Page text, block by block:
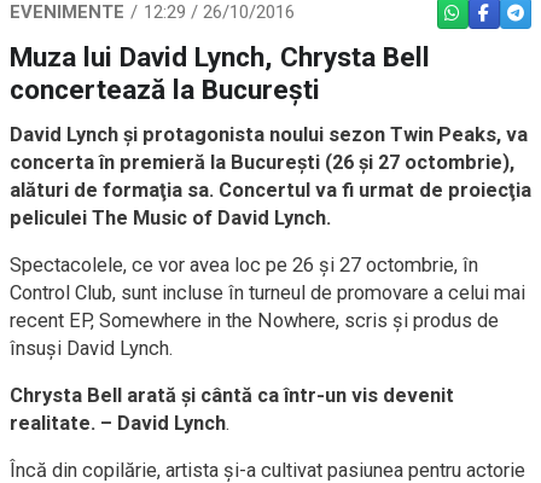
EVENIMENTE 12:29 / 26/10/2016 WHATSAPP
Muza lui David Lynch, Chrysta Bell
concertează la Bucureşti
David Lynch şi protagonista noului sezon Twin Peaks, va
concerta în premieră la Bucureşti (26 şi 27 octombrie),
alături de formaţia sa. Concertul va fi urmat de proiecţia
peliculei The Music of David Lynch.
Spectacolele, ce vor avea loc pe 26 și 27 octombrie, în
Control Club, sunt incluse în turneul de promovare a celui mai
recent EP, Somewhere in the Nowhere, scris și produs de
însuși David Lynch.
Chrysta Bell arată și cântă ca într-un vis devenit
realitate. – David Lynch.
Încă din copilărie, artista și-a cultivat pasiunea pentru actorie